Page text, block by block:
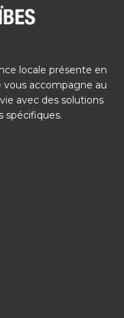
locale présente en
vous accompagne au
avec des solutions
spécifiques.